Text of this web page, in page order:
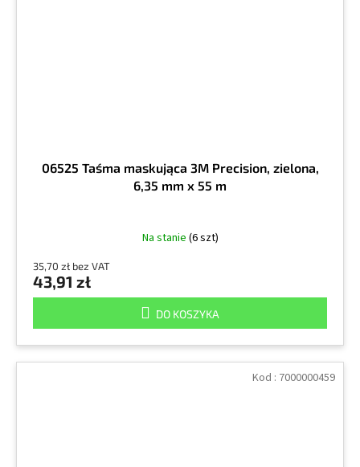
06525 Taśma maskująca 3M Precision, zielona,
6,35 mm x 55 m
Na stanie (6 szt)
35,70 zł bez VAT
43,91 zł
DO KOSZYKA
Kod : 7000000459